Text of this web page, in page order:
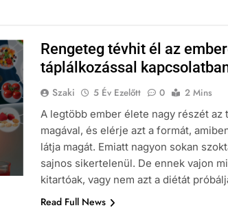
Rengeteg tévhit él az
táplálkozással
Szaki 5 Év Ezelőtt 0
2 Mins
A legtöbb ember élete nagy részét
magával, és elérje azt a formát,
látja magát. Emiatt nagyon sokan
sajnos sikertelenül. De ennek vajon
kitartóak, vagy nem azt a diétát
Read Full News